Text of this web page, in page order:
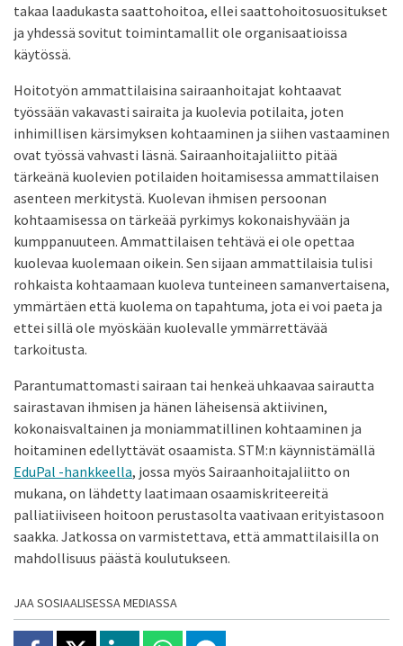
takaa laadukasta saattohoitoa, ellei saattohoitosuositukset
ja yhdessä sovitut toimintamallit ole organisaatioissa
käytössä.
Hoitotyön ammattilaisina sairaanhoitajat kohtaavat
työssään vakavasti sairaita ja kuolevia potilaita, joten
inhimillisen kärsimyksen kohtaaminen ja siihen vastaaminen
ovat työssä vahvasti läsnä. Sairaanhoitajaliitto pitää
tärkeänä kuolevien potilaiden hoitamisessa ammattilaisen
asenteen merkitystä. Kuolevan ihmisen persoonan
kohtaamisessa on tärkeää pyrkimys kokonaishyvään ja
kumppanuuteen. Ammattilaisen tehtävä ei ole opettaa
kuolevaa kuolemaan oikein. Sen sijaan ammattilaisia tulisi
rohkaista kohtaamaan kuoleva tunteineen samanvertaisena,
ymmärtäen että kuolema on tapahtuma, jota ei voi paeta ja
ettei sillä ole myöskään kuolevalle ymmärrettävää
tarkoitusta.
Parantumattomasti sairaan tai henkeä uhkaavaa sairautta
sairastavan ihmisen ja hänen läheisensä aktiivinen,
kokonaisvaltainen ja moniammatillinen kohtaaminen ja
hoitaminen edellyttävät osaamista. STM:n käynnistämällä
EduPal -hankkeella, jossa myös Sairaanhoitajaliitto on
mukana, on lähdetty laatimaan osaamiskriteereitä
palliatiiviseen hoitoon perustasolta vaativaan erityistasoon
saakka. Jatkossa on varmistettava, että ammattilaisilla on
mahdollisuus päästä koulutukseen.
JAA SOSIAALISESSA MEDIASSA